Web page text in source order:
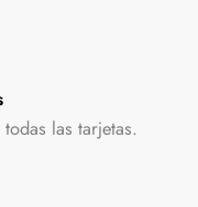
las tarjetas.